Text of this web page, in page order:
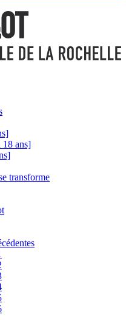
18 ans]
transforme